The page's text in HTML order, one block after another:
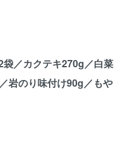
／カクテキ270g／白菜
岩のり味付け90g／もや